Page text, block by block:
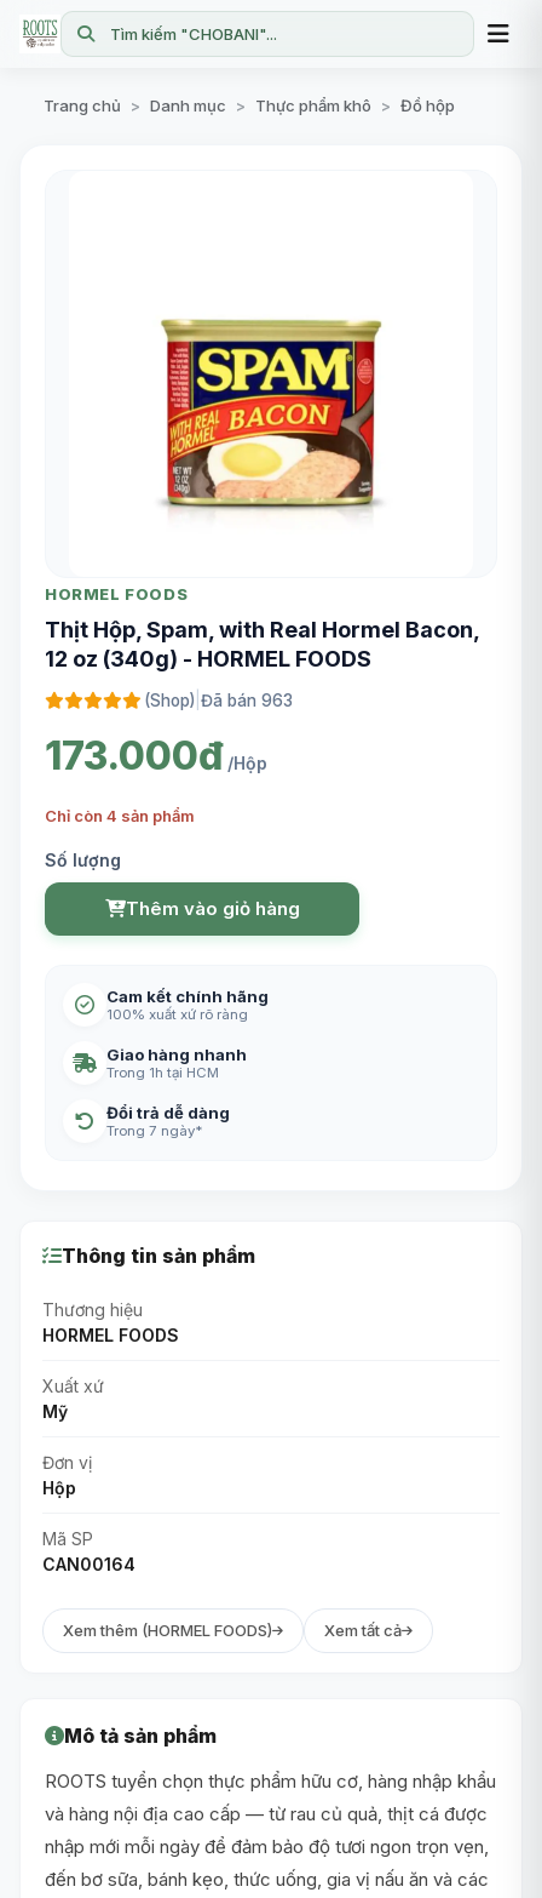
Tìm kiếm "CHOBANI"...
Trang chủ > Danh mục > Thực phẩm khô > Đồ hộp
HORMEL FOODS
Thịt Hộp, Spam, with Real Hormel Bacon,
12 oz (340g) - HORMEL FOODS
(Shop) Đã bán 963
173.000đ /Hộp
Chỉ còn 4 sản phẩm
Số lượng
Thêm vào giỏ hàng
Cam kết chính hãng
100% xuất xứ rõ ràng
Giao hàng nhanh
Trong 1h tại HCM
Đổi trả dễ dàng
Trong 7 ngày*
Thông tin sản phẩm
Thương hiệu
HORMEL FOODS
Xuất xứ
Mỹ
Đơn vị
Hộp
Mã SP
CAN00164
Xem thêm (HORMEL FOODS) Xem tất cả
Mô tả sản phẩm
ROOTS tuyển chọn thực phẩm hữu cơ, hàng nhập khẩu
và hàng nội địa cao cấp — từ rau củ quả, thịt cá được
nhập mới mỗi ngày để đảm bảo độ tươi ngon trọn vẹn,
đến bơ sữa, bánh kẹo, thức uống, gia vị nấu ăn và các